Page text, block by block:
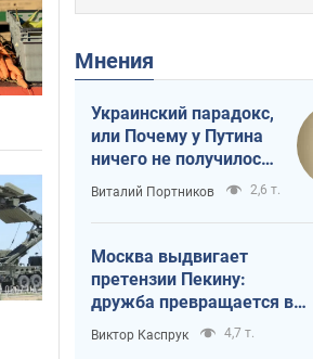
Мнения
Украинский парадокс,
или Почему у Путина
ничего не получилось
с Украиной
Виталий Портников 2,6 т.
Москва выдвигает
претензии Пекину:
дружба превращается в
зависимость России от
Китая
Виктор Каспрук 4,7 т.